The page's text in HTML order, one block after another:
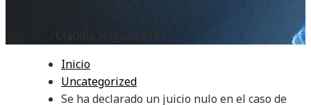
Claudia Nogueira
157
Inicio
Uncategorized
Se ha declarado un juicio nulo en el caso de